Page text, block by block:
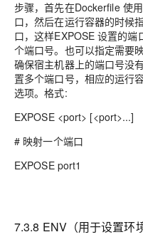
步骤，首先在Dockerfile 使用
口，然后在运行容器的时候
口，这样EXPOSE设置的端
个端口号。也可以指定需要
确保宿主机器上的端口号没
置多个端口号，相应的运行
选项。格式:
EXPOSE <port> [<port>...]
# 映射一个端口
EXPOSE port1
7.3.8 ENV（用于设置环